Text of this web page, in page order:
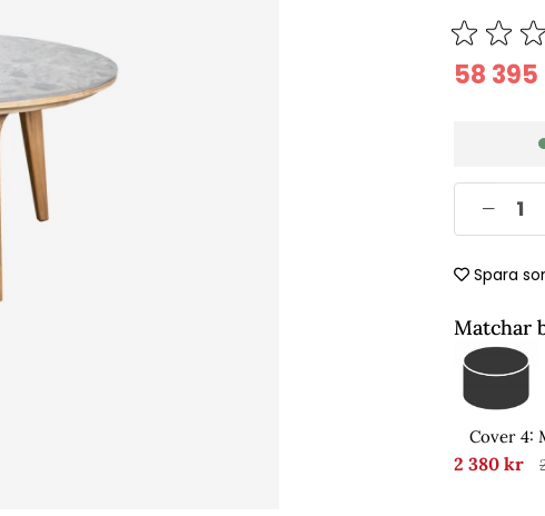
58 395
Spara
Matchar
Cover 4:
2 380 kr